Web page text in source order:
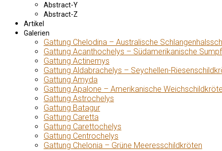
Abstract-Y
Abstract-Z
Artikel
Galerien
Gattung Chelodina – Australische
Gattung Acanthochelys – Südamerikanische
Gattung Actinemys
Gattung Aldabrachelys – Seychellen-
Gattung Amyda
Gattung Apalone – Amerikanische
Gattung Astrochelys
Gattung Batagur
Gattung Caretta
Gattung Carettochelys
Gattung Centrochelys
Gattung Chelonia – Grüne Meeresschildkröten